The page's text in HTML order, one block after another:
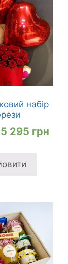
набір
Оригінальна
6
5 295 грн